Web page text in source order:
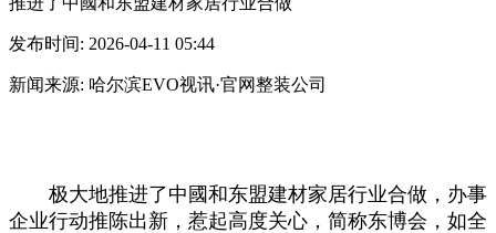
发布时间: 2026-04-11 05:44
新闻来源: 哈尔滨EVO视讯·官网整装公司
极大地推进了中國和东盟建材家居行业合做，办事
企业行动推陈出新，惹起高度关心，简称东博会，如全